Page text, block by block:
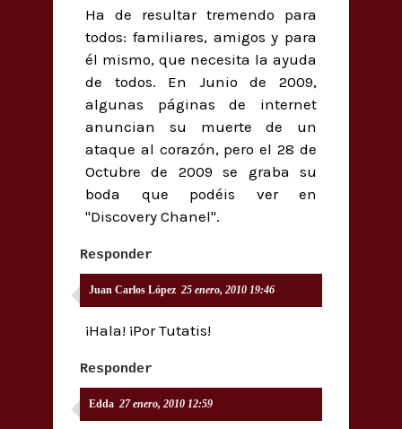
Ha de resultar tremendo para
todos: familiares, amigos y para
él mismo, que necesita la ayuda
de todos. En Junio de 2009,
algunas páginas de internet
anuncian su muerte de un
ataque al corazón, pero el 28 de
Octubre de 2009 se graba su
boda que podéis ver en
"Discovery Chanel".
Responder
Juan Carlos López 25 enero, 2010 19:46
¡Hala! ¡Por Tutatis!
Responder
Edda 27 enero, 2010 12:59